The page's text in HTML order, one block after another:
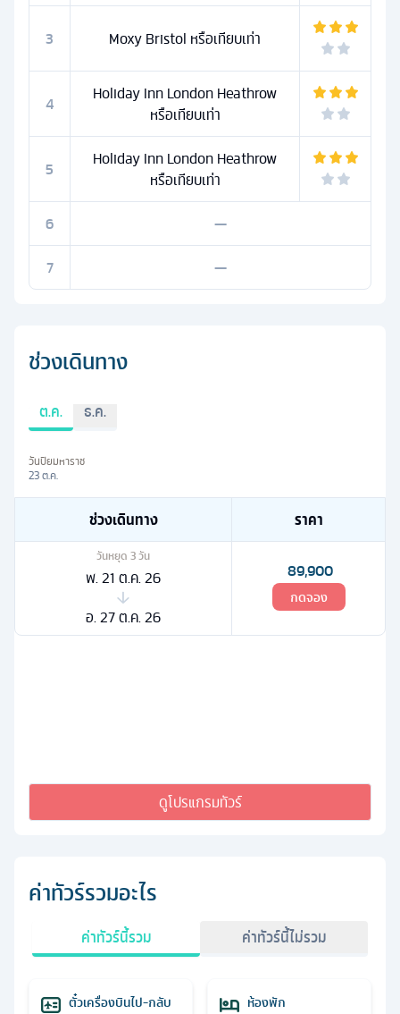
3 Moxy Bristol หรือเทียบเท่า
4
Holiday Inn London Heathrow
หรือเทียบเท่า
5
Holiday Inn London Heathrow
หรือเทียบเท่า
6
—
7
—
ช่วงเดินทาง
ต.ค. ธ.ค.
วันปิยมหาราช
23 ต.ค.
ช่วงเดินทาง ราคา
วันหยุด 3วัน
พ. 21 ต.ค. 26
อ. 27 ต.ค. 26
89,900
กดจอง
ดูโปรแกรมทัวร์
ค่าทัวร์รวมอะไร
ค่าทัวร์นี้รวม ค่าทัวร์นี้ไม่รวม
ตั๋วเครื่องบินไป-กลับ ห้องพัก